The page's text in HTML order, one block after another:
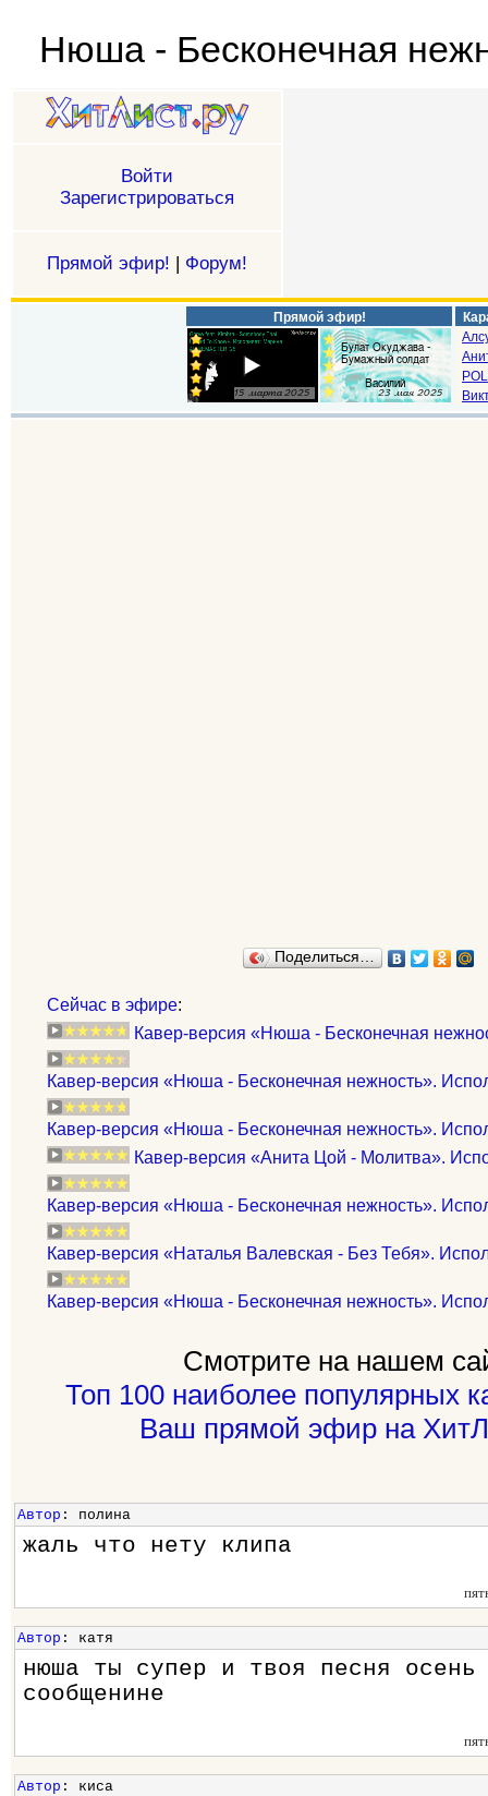
Нюша - Бесконечная
Войти
Зарегистрироваться
Прямой эфир! | Форум!
Прямой эфир!
Поделиться…
Сейчас в эфире:
Кавер-версия «Нюша - Бесконечная
Кавер-версия «Нюша - Бесконечная нежность».
Кавер-версия «Нюша - Бесконечная нежность».
Кавер-версия «Анита Цой - Молитва».
Кавер-версия «Нюша - Бесконечная нежность».
Кавер-версия «Наталья Валевская - Без Тебя».
Кавер-версия «Нюша - Бесконечная нежность».
Смотрите на нашем
Топ 100 наиболее популярных
Ваш прямой эфир на
Автор : полина
жаль что нету клипа
Автор : катя
нюша ты супер и твоя песня осень
сообщенине
Автор : киса